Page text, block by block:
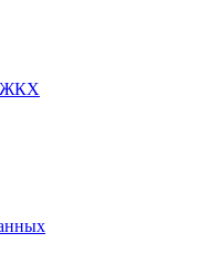
ЖКХ